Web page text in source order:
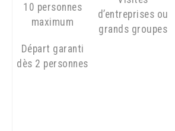
10 personnes
maximum
Départ garanti
dès 2 personnes
d’entreprises ou
grands groupes